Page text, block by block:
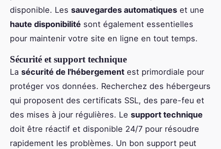
disponible. Les sauvegardes automatiques et une
haute disponibilité sont également essentielles
pour maintenir votre site en ligne en tout temps.
Sécurité et support technique
La sécurité de l'hébergement est primordiale pour
protéger vos données. Recherchez des hébergeurs
qui proposent des certificats SSL, des pare-feu et
des mises à jour régulières. Le support technique
doit être réactif et disponible 24/7 pour résoudre
rapidement les problèmes. Un bon support peut